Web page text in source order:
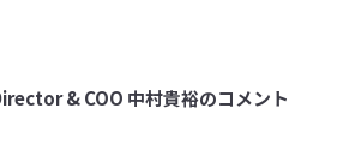
& COO 中村貴裕のコメント